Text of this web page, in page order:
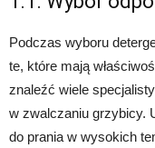
Podczas wyboru
te, które mają
znaleźć wiele
w zwalczaniu grzybicy.
do prania w wysokich